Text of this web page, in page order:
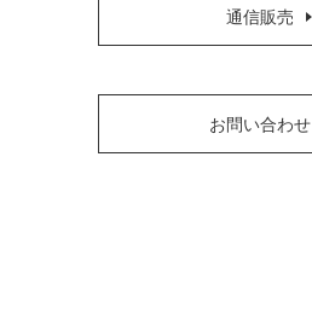
通信販売
お問い合わせ